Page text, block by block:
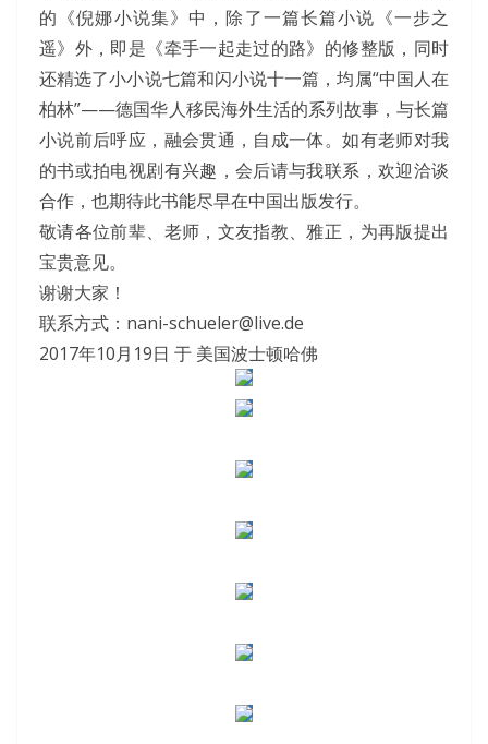
的《倪娜小说集》中，除了一篇长篇小说《一步之
遥》外，即是《牵手一起走过的路》的修整版，同时
还精选了小小说七篇和闪小说十一篇，均属“中国人在
柏林”——德国华人移民海外生活的系列故事，与长篇
小说前后呼应，融会贯通，自成一体。如有老师对我
的书或拍电视剧有兴趣，会后请与我联系，欢迎洽谈
合作，也期待此书能尽早在中国出版发行。
敬请各位前辈、老师，文友指教、雅正，为再版提出
宝贵意见。
谢谢大家！
联系方式：nani-schueler@live.de
2017年10月19日 于 美国波士顿哈佛